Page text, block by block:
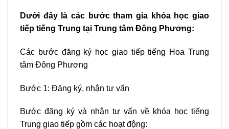
Dưới đây là các bước tham gia khóa học giao
tiếp tiếng Trung tại Trung tâm Đông Phương:
Các bước đăng ký học giao tiếp tiếng Hoa Trung
tâm Đông Phương
Bước 1: Đăng ký, nhận tư vấn
Bước đăng ký và nhận tư vấn về khóa học tiếng
Trung giao tiếp gồm các hoạt động: